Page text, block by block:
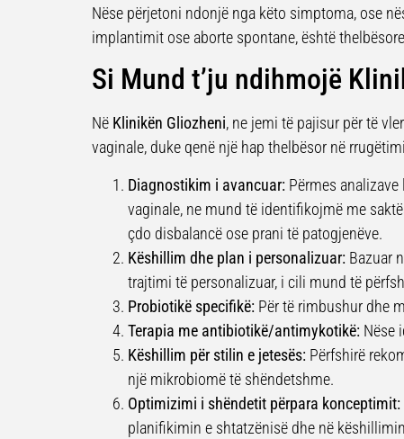
Nëse përjetoni ndonjë nga këto simptoma, ose
implantimit ose aborte spontane, është
Si Mund t’ju ndihmojë
Në Klinikën Gliozheni, ne jemi të pajisur për të
vaginale, duke qenë një hap thelbësor në
Diagnostikim i avancuar: Përmes
vaginale, ne mund të identifikojmë me
çdo disbalancë ose prani të patogjenëve.
Këshillim dhe plan i personalizuar: Bazuar
trajtimi të personalizuar, i cili mund të
Probiotikë specifikë: Për të rimbushur dhe
Terapia me antibiotikë/antimykotikë: Nëse
Këshillim për stilin e jetesës: Përfshirë
një mikrobiomë të shëndetshme.
Optimizimi i shëndetit përpara konceptimit:
planifikimin e shtatzënisë dhe në